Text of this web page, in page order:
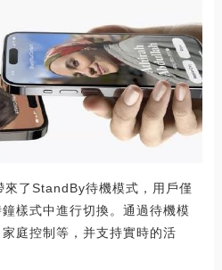
了StandBy待機模式，用戶僅
樣式中進行切換。通過待機模
庭控制等，并支持實時的活